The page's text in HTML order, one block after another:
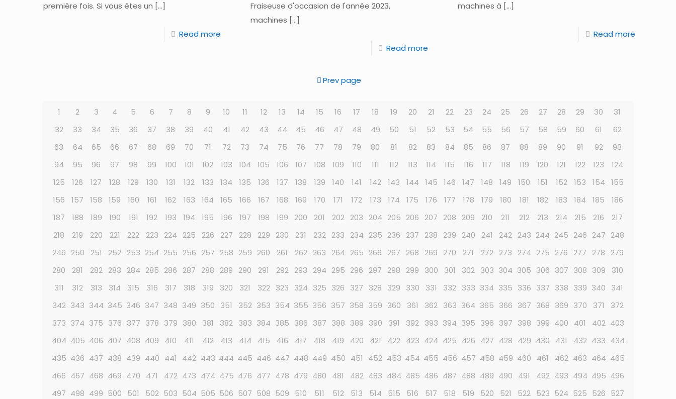
première fois. Si vous êtes un […]
Read more
Fraiseuse d'occasion de l'année 2023,
machines […]
Read more
machines à […]
Read more
Prev page
1 2 3 4 5 6 7 8 9 10 11 12 13 14 15 16 17 18 19 20 21 22 23 24 25 26 27 28 29 30
31
32
33 34 35 36 37 38 39 40 41 42 43 44 45 46 47 48 49 50 51 52 53 54 55 56 57 58 59 60 61
62
63
64 65 66 67 68 69 70 71 72 73 74 75 76 77 78 79 80 81 82 83 84 85 86 87 88 89 90 91 92
93
94
95 96 97 98 99 100 101 102 103 104 105 106 107 108 109 110 111 112 113 114 115 116 117 118 119 120 121 122 123
124
125
126 127 128 129 130 131 132 133 134 135 136 137 138 139 140 141 142 143 144 145 146 147 148 149 150 151 152 153 154
155
156
157 158 159 160 161 162 163 164 165 166 167 168 169 170 171 172 173 174 175 176 177 178 179 180 181 182 183 184 185
186
187
188 189 190 191 192 193 194 195 196 197 198 199 200 201 202 203 204 205 206 207 208 209 210 211 212 213 214 215 216
217
218
219 220 221 222 223 224 225 226 227 228 229 230 231 232 233 234 235 236 237 238 239 240 241 242 243 244 245 246 247 248
249 250 251 252 253 254 255 256 257 258 259 260 261 262 263 264 265 266 267 268 269 270 271 272 273 274 275 276 277 278
279
280
281 282 283 284 285 286 287 288 289 290 291 292 293 294 295 296 297 298 299 300 301 302 303 304 305 306 307 308 309
310
311
312 313 314 315 316 317 318 319 320 321 322 323 324 325 326 327 328 329 330 331 332 333 334 335 336 337 338 339 340
341
342 343 344 345 346 347 348 349 350 351 352 353 354 355 356 357 358 359 360 361 362 363 364 365 366 367 368 369 370 371
372
373 374 375 376 377 378 379 380 381 382 383 384 385 386 387 388 389 390 391 392 393 394 395 396 397 398 399 400 401 402 403
404 405 406 407 408 409 410 411 412 413 414 415 416 417 418 419 420 421 422 423 424 425 426 427 428 429 430 431 432 433 434
435 436 437 438 439 440 441 442 443 444 445 446 447 448 449 450 451 452 453 454 455 456 457 458 459 460 461 462 463 464 465
466 467 468 469 470 471 472 473 474 475 476 477 478 479 480 481 482 483 484 485 486 487 488 489 490 491 492 493 494 495 496
497 498 499 500 501 502 503 504 505 506 507 508 509 510 511 512 513 514 515 516 517 518 519 520 521 522 523 524 525 526 527